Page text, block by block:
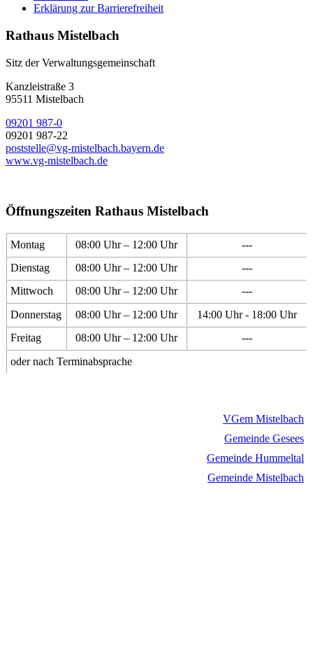
Erklärung zur Barrierefreiheit
Rathaus Mistelbach
Sitz der Verwaltungsgemeinschaft
Kanzleistraße 3
95511 Mistelbach
09201 987-0
09201 987-22
poststelle@vg-mistelbach.bayern.de
www.vg-mistelbach.de
Öffnungszeiten Rathaus Mistelbach
Montag 08:00 Uhr – 12:00 Uhr
---
Dienstag
08:00 Uhr – 12:00 Uhr
---
Mittwoch
08:00 Uhr – 12:00 Uhr
---
Donnerstag
08:00 Uhr – 12:00 Uhr
14:00 Uhr - 18:00 Uhr
Freitag
08:00 Uhr – 12:00 Uhr
---
oder nach Terminabsprache
VGem Mistelbach
Gemeinde Gesees
Gemeinde Hummeltal
Gemeinde Mistelbach